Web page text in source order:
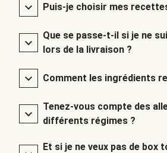
Puis-je choisir mes
Que se passe-t-il si je ne
lors de la livraison ?
Comment les ingrédients
Tenez-vous compte des
différents régimes ?
Et si je ne veux pas de box